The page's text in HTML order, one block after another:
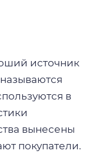
источник
в
вынесены
покупатели.